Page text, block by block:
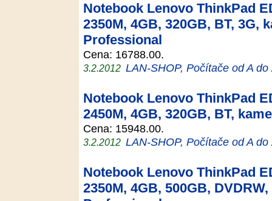
Notebook Lenovo ThinkPad
2350M, 4GB, 320GB, BT, 3G,
Professional
Cena: 16788.00.
3.2.2012 LAN-SHOP, Počítače od A do
Notebook Lenovo ThinkPad
2450M, 4GB, 320GB, BT,
Cena: 15948.00.
3.2.2012 LAN-SHOP, Počítače od A do
Notebook Lenovo ThinkPad
2350M, 4GB, 500GB,